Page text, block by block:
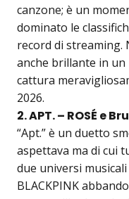
canzone; è un
dominato le
record di streaming.
anche brillante in un
cattura
2026.
2. APT. – ROSÉ e
“Apt.” è un duetto
aspettava ma di cui
due universi musicali
BLACKPINK